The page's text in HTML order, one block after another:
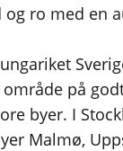
ro med en
på
byer. I
Malmø,